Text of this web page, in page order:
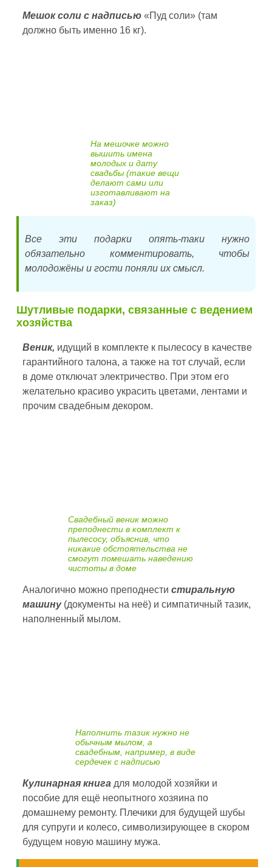
Мешок соли с надписью «Пуд соли» (там
должно быть именно 16 кг).
На мешочке можно
вышить имена
молодых и дату
свадьбы (такие вещи
делают сами или
изготавливают на
заказ)
Все эти подарки опять-таки нужно
обязательно комментировать, чтобы
молодожёны и гости поняли их смысл.
Шутливые подарки, связанные с ведением
хозяйства
Веник, идущий в комплекте к пылесосу в качестве
гарантийного талона, а также на тот случай, если
в доме отключат электричество. При этом его
желательно красиво украсить цветами, лентами и
прочим свадебным декором.
Свадебный веник можно
преподнести в комплект к
пылесосу, объяснив, что
никакие обстоятельства не
смогут помешать наведению
чистоты в доме
Аналогично можно преподнести стиральную
машину(документы на неё) и симпатичный тазик,
наполненный мылом.
Наполнить тазик нужно не
обычным мылом, а
свадебным, например, в виде
сердечек с надписью
Кулинарная книга для молодой хозяйки и
пособие для ещё неопытного хозяина по
домашнему ремонту. Плечики для будущей шубы
для супруги и колесо, символизирующее в скором
будущем новую машину мужа.